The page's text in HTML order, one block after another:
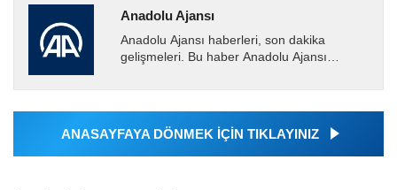
Anadolu Ajansı
Anadolu Ajansı haberleri, son dakika
gelişmeleri. Bu haber Anadolu Ajansı
tarafından geçilen tüm...
ANASAYFAYA DÖNMEK İÇİN TIKLAYINIZ